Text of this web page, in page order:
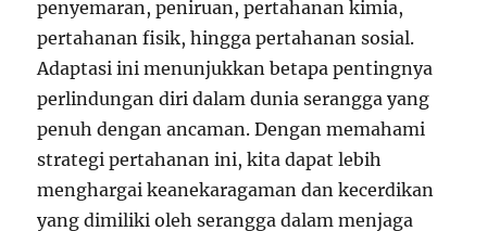
penyemaran, peniruan, pertahanan kimia,
pertahanan fisik, hingga pertahanan sosial.
Adaptasi ini menunjukkan betapa pentingnya
perlindungan diri dalam dunia serangga yang
penuh dengan ancaman. Dengan memahami
strategi pertahanan ini, kita dapat lebih
menghargai keanekaragaman dan kecerdikan
yang dimiliki oleh serangga dalam menjaga